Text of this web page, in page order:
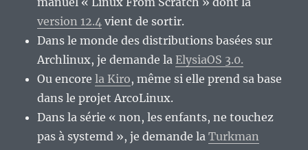
version 12.4 vient de sortir.
Dans le monde des distributions basées sur
Archlinux, je demande laElysiaOS 3.0.
Ou encorela Kiro, même si elle prend sa base
dans le projet ArcoLinux.
Dans la série « non, les enfants, ne touchez
pas à systemd », je demande laTurkman